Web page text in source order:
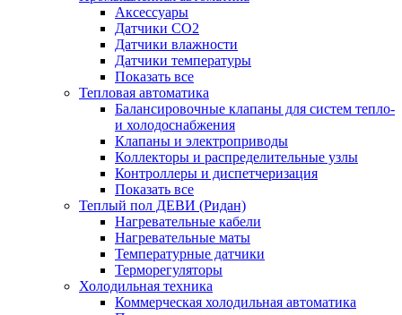
Аксессуары
Датчики CO2
Датчики влажности
Датчики температуры
Показать все
Тепловая автоматика
Балансировочные клапаны для систем тепло-
и холодоснабжения
Клапаны и электроприводы
Коллекторы и распределительные узлы
Контроллеры и диспетчеризация
Показать все
Теплый пол ДЕВИ (Ридан)
Нагревательные кабели
Нагревательные маты
Температурные датчики
Терморегуляторы
Холодильная техника
Коммерческая холодильная автоматика